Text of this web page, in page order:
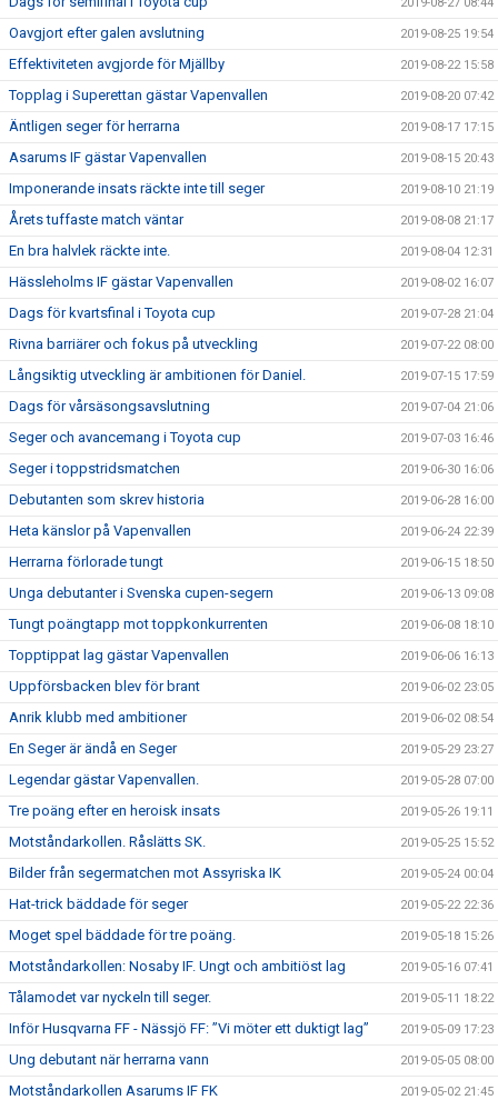
Oavgjort efter galen avslutning 2019-08-25 19:54
Effektiviteten avgjorde för Mjällby 2019-08-22 15:58
Topplag i Superettan gästar Vapenvallen 2019-08-20 07:42
Äntligen seger för herrarna 2019-08-17 17:15
Asarums IF gästar Vapenvallen 2019-08-15 20:43
Imponerande insats räckte inte till seger 2019-08-10 21:19
Årets tuffaste match väntar 2019-08-08 21:17
En bra halvlek räckte inte. 2019-08-04 12:31
Hässleholms IF gästar Vapenvallen 2019-08-02 16:07
Dags för kvartsfinal i Toyota cup 2019-07-28 21:04
Rivna barriärer och fokus på utveckling 2019-07-22 08:00
Långsiktig utveckling är ambitionen för Daniel. 2019-07-15 17:59
Dags för vårsäsongsavslutning 2019-07-04 21:06
Seger och avancemang i Toyota cup 2019-07-03 16:46
Seger i toppstridsmatchen 2019-06-30 16:06
Debutanten som skrev historia 2019-06-28 16:00
Heta känslor på Vapenvallen 2019-06-24 22:39
Herrarna förlorade tungt 2019-06-15 18:50
Unga debutanter i Svenska cupen-segern 2019-06-13 09:08
Tungt poängtapp mot toppkonkurrenten 2019-06-08 18:10
Topptippat lag gästar Vapenvallen 2019-06-06 16:13
Uppförsbacken blev för brant 2019-06-02 23:05
Anrik klubb med ambitioner 2019-06-02 08:54
En Seger är ändå en Seger 2019-05-29 23:27
Legendar gästar Vapenvallen. 2019-05-28 07:00
Tre poäng efter en heroisk insats 2019-05-26 19:11
Motståndarkollen. Råslätts SK. 2019-05-25 15:52
Bilder från segermatchen mot Assyriska IK 2019-05-24 00:04
Hat-trick bäddade för seger 2019-05-22 22:36
Moget spel bäddade för tre poäng. 2019-05-18 15:26
Motståndarkollen: Nosaby IF. Ungt och ambitiöst lag 2019-05-16 07:41
Tålamodet var nyckeln till seger. 2019-05-11 18:22
Inför Husqvarna FF - Nässjö FF: ”Vi möter ett duktigt lag” 2019-05-09 17:23
Ung debutant när herrarna vann 2019-05-05 08:00
Motståndarkollen Asarums IF FK 2019-05-02 21:45